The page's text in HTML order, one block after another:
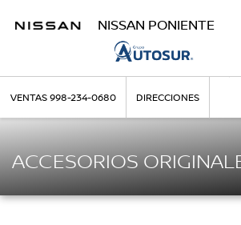
NISSAN PONIENTE
VENTAS998-234-0680 DIRECCIONES
ACCESORIOS